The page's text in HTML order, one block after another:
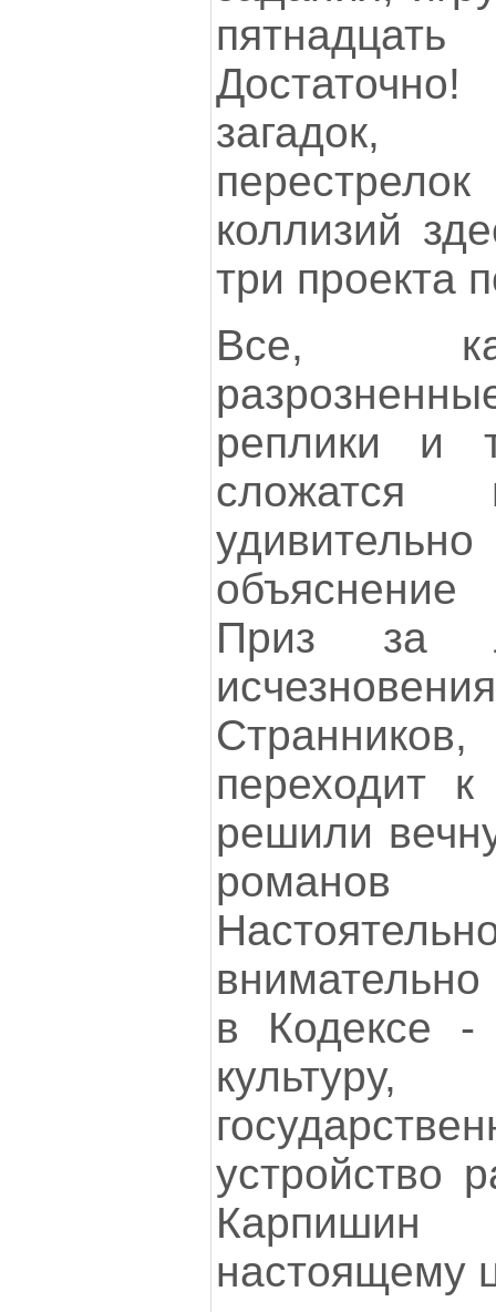
загадок,
коллизий
три проекта
Все,
реплики и
Приз за
переходит
решили
внимательно
в Кодексе -
устройство
настоящему